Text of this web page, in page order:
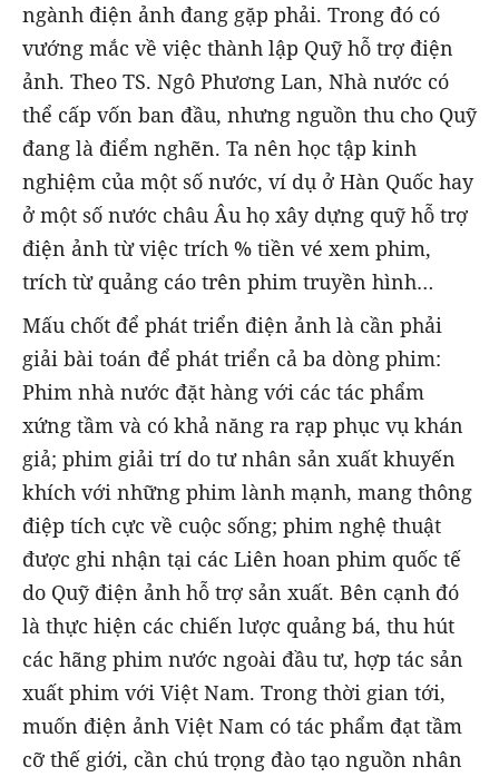
ngành điện ảnh đang gặp phải. Trong đó có
vướng mắc về việc thành lập Quỹ hỗ trợ điện
ảnh. Theo TS. Ngô Phương Lan, Nhà nước có
thể cấp vốn ban đầu, nhưng nguồn thu cho Quỹ
đang là điểm nghẽn. Ta nên học tập kinh
nghiệm của một số nước, ví dụ ở Hàn Quốc hay
ở một số nước châu Âu họ xây dựng quỹ hỗ trợ
điện ảnh từ việc trích % tiền vé xem phim,
trích từ quảng cáo trên phim truyền hình…
Mấu chốt để phát triển điện ảnh là cần phải
giải bài toán để phát triển cả ba dòng phim:
Phim nhà nước đặt hàng với các tác phẩm
xứng tầm và có khả năng ra rạp phục vụ khán
giả; phim giải trí do tư nhân sản xuất khuyến
khích với những phim lành mạnh, mang thông
điệp tích cực về cuộc sống; phim nghệ thuật
được ghi nhận tại các Liên hoan phim quốc tế
do Quỹ điện ảnh hỗ trợ sản xuất. Bên cạnh đó
là thực hiện các chiến lược quảng bá, thu hút
các hãng phim nước ngoài đầu tư, hợp tác sản
xuất phim với Việt Nam. Trong thời gian tới,
muốn điện ảnh Việt Nam có tác phẩm đạt tầm
cỡ thế giới, cần chú trọng đào tạo nguồn nhân